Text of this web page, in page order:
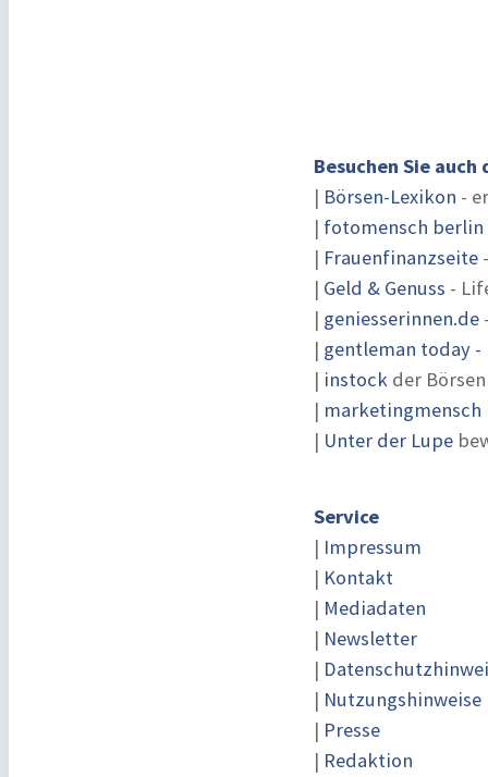
Besuchen Sie
| Börsen-Lexikon -
| fotomensch berlin
| Frauenfinanzseite
| Geld & Genuss -
| geniesserinnen.de
| gentleman today -
| instock der
|
| Unter der Lupe
Service
| Impressum
| Kontakt
| Mediadaten
| Newsletter
|
| Nutzungshinweise
| Presse
| Redaktion